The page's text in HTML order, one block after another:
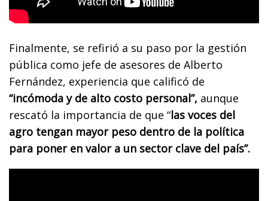
Finalmente, se refirió a su paso por la gestión
pública como jefe de asesores de Alberto
Fernández, experiencia que calificó de
“incómoda y de alto costo personal”, aunque
rescató la importancia de que “las voces del
agro tengan mayor peso dentro de la política
para poner en valor a un sector clave del país”.